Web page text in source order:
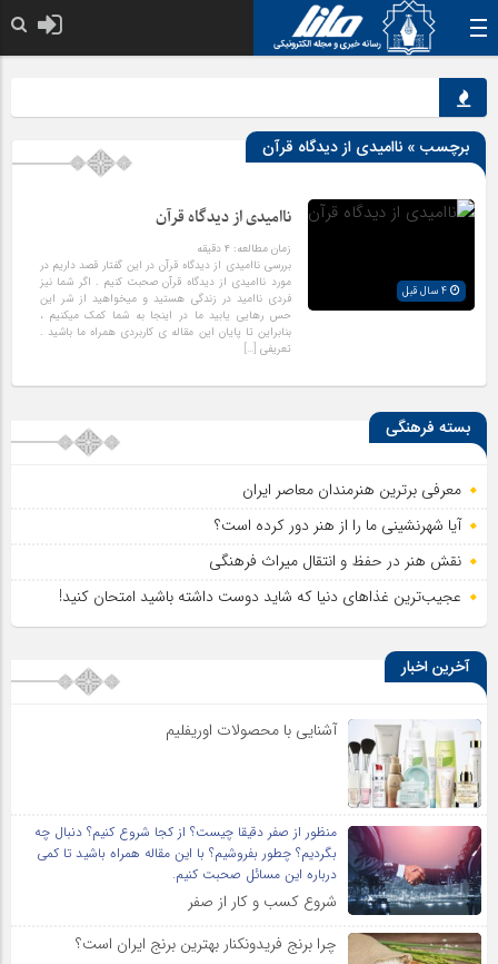
برچسب » ناامیدی از دیدگاه قرآن
ناامیدی از دیدگاه قرآن
زمان مطالعه:۴ دقیقه
بررسی ناامیدی از دیدگاه قرآن در این گفتار قصد داریم در
مورد ناامیدی از دیدگاه قرآن صحبت کنیم . اگر شما نیز
فردی ناامید در زندگی هستید و میخواهید از شر این
حس رهایی یابید ما در اینجا به شما کمک میکنیم ،
بنابراین تا پایان این مقاله ی کاربردی همراه ما باشید .
تعریفی […]
بسته فرهنگی
معرفی برترین هنرمندان معاصر ایران
آیا شهرنشینی ما را از هنر دور کرده است؟
نقش هنر در حفظ و انتقال میراث فرهنگی
عجیب‌ترین غذاهای دنیا که شاید دوست داشته باشید امتحان کنید!
آخرین اخبار
آشنایی با محصولات اوریفلیم
منظور از صفر دقیقا چیست؟ از کجا شروع کنیم؟ دنبال چه
بگردیم؟ چطور بفروشیم؟ با این مقاله همراه باشید تا کمی
درباره این مسائل صحبت کنیم.
شروع کسب و کار از صفر
چرا برنج فریدونکنار بهترین برنج ایران است؟